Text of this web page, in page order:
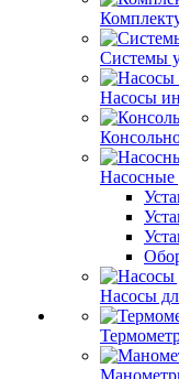
Системы
Насосы
Насосные
Насосы